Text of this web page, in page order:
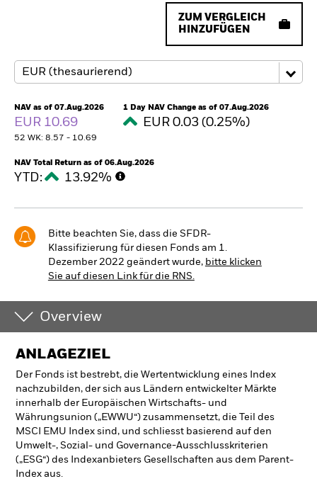
ZUM VERGLEICH
HINZUFÜGEN
NAV as of 07.Aug.2026
EUR 10.69
52 WK: 8.57 - 10.69
1 Day NAV Change as of 07.Aug.2026
EUR 0.03 (0.25%)
NAV Total Return as of 06.Aug.2026
YTD: 13.92%
Bitte beachten Sie, dass die SFDR-
Klassifizierung für diesen Fonds am 1.
Dezember 2022 geändert wurde, bitte klicken
Sie auf diesen Link für die RNS.
Overview
ANLAGEZIEL
Der Fonds ist bestrebt, die Wertentwicklung eines Index
nachzubilden, der sich aus Ländern entwickelter Märkte
innerhalb der Europäischen Wirtschafts- und
Währungsunion („EWWU“) zusammensetzt, die Teil des
MSCI EMU Index sind, und schliesst basierend auf den
Umwelt-, Sozial- und Governance-Ausschlusskriterien
(„ESG“) des Indexanbieters Gesellschaften aus dem Parent-
Index aus.